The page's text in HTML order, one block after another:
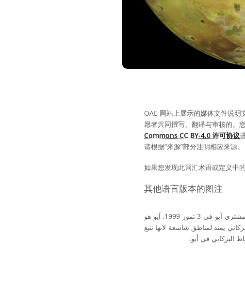
OAE 网站上展示的媒体文件说明
愿者共同撰写、翻译与审核的。
Commons CC BY-4.0 许可协议
请根据“来源”部分注明相应来源。
如果您发现此词汇术语或定义中
其他语言版本的图注
التقطت المركبة الفضاء غاليليو التابعة لوكالة ناسا الفضائية صور عالية الدقة لقمر المشتري آيو في 3 تموز 1999. آيو هو
1610. وتشير ألوان آيو على نشاط بركاني يمتد لمناطق شاسعة لانها تنبع
البركاني في أيو.